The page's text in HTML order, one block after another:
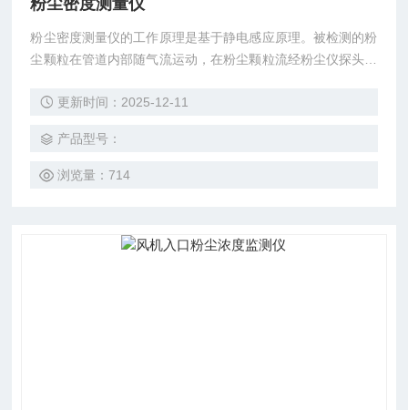
粉尘密度测量仪
粉尘密度测量仪的工作原理是基于静电感应原理。被检测的粉
尘颗粒在管道内部随气流运动，在粉尘颗粒流经粉尘仪探头时
信号。粉尘仪将采集到的动态电荷信号，通过多级运算放大、
持续采集粉尘颗粒数据，经过复杂的算法统计，最终得到粉尘
浓度。
更新时间：2025-12-11
产品型号：
浏览量：714